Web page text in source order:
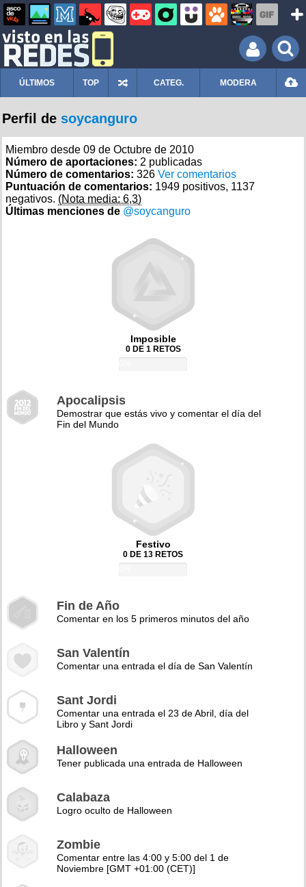
ÚLTIMOS TOP CATEG. MODERA
Perfil de soycanguro
Miembro desde 09 de Octubre de 2010
Número de aportaciones: 2 publicadas
Número de comentarios: 326 Ver comentarios
Puntuación de comentarios: 1949 positivos, 1137
negativos. (Nota media: 6,3)
Últimas menciones de @soycanguro
Imposible
0 DE 1 RETOS
Apocalipsis
Demostrar que estás vivo y comentar el día del
Fin del Mundo
Festivo
0 DE 13 RETOS
Fin de Año
Comentar en los 5 primeros minutos del año
San Valentín
Comentar una entrada el día de San Valentín
Sant Jordi
Comentar una entrada el 23 de Abril, día del
Libro y Sant Jordi
Halloween
Tener publicada una entrada de Halloween
Calabaza
Logro oculto de Halloween
Zombie
Comentar entre las 4:00 y 5:00 del 1 de
Noviembre [GMT +01:00 (CET)]